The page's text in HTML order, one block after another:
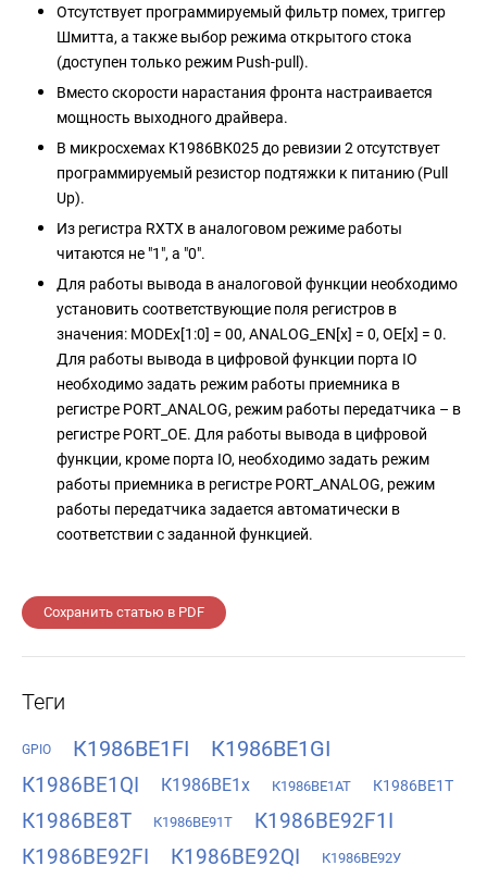
Отсутствует программируемый фильтр помех, триггер
Шмитта, а также выбор режима открытого стока
(доступен только режим Push-pull).
Вместо скорости нарастания фронта настраивается
мощность выходного драйвера.
В микросхемах К1986ВК025 до ревизии 2 отсутствует
программируемый резистор подтяжки к питанию (Pull
Up).
Из регистра RXTX в аналоговом режиме работы
читаются не "1", а "0".
Для работы вывода в аналоговой функции необходимо
установить соответствующие поля регистров в
значения: MODEx[1:0] = 00, ANALOG_EN[x] = 0, OE[x] = 0.
Для работы вывода в цифровой функции порта IO
необходимо задать режим работы приемника в
регистре PORT_ANALOG, режим работы передатчика – в
регистре PORT_OE. Для работы вывода в цифровой
функции, кроме порта IO, необходимо задать режим
работы приемника в регистре PORT_ANALOG, режим
работы передатчика задается автоматически в
соответствии с заданной функцией.
Сохранить статью в PDF
Теги
GPIO К1986ВЕ1FI К1986ВЕ1GI
К1986ВЕ1QI К1986ВЕ1x К1986ВЕ1АТ К1986ВЕ1Т
К1986ВЕ8Т К1986ВЕ91Т
К1986ВЕ92F1I
К1986ВЕ92FI
К1986ВЕ92QI К1986ВЕ92У